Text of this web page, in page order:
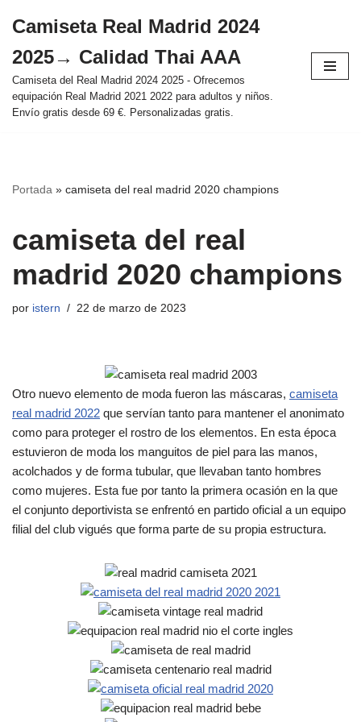
al
contenido
Camiseta Real Madrid 2024
2025→ Calidad Thai AAA
Camiseta del Real Madrid 2024 2025 - Ofrecemos
equipación Real Madrid 2021 2022 para adultos y niños.
Envío gratis desde 69 €. Personalizadas gratis.
Portada » camiseta del real madrid 2020 champions
camiseta del real
madrid 2020 champions
por istern 22 de marzo de 2023
Otro nuevo elemento de moda fueron las máscaras, camiseta
real madrid 2022 que servían tanto para mantener el anonimato
como para proteger el rostro de los elementos. En esta época
estuvieron de moda los manguitos de piel para las manos,
acolchados y de forma tubular, que llevaban tanto hombres
como mujeres. Esta fue por tanto la primera ocasión en la que
el conjunto deportivista se enfrentó en partido oficial a un equipo
filial del club vigués que forma parte de su propia estructura.